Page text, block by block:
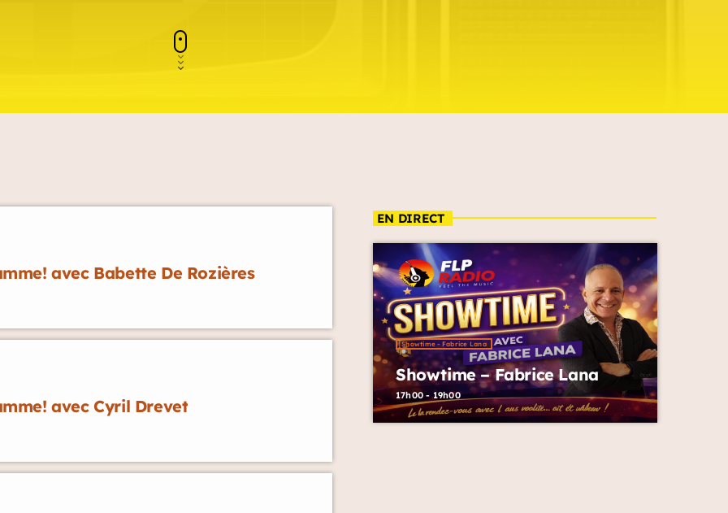
avec Babette De Rozières
avec Cyril Drevet
EN DIRECT
Showtime - Fabrice Lana
Showtime – Fabrice Lana
17h00 - 19h00